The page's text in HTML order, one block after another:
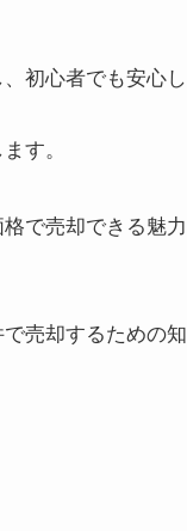
初心者でも安心し
す。
で売却できる魅力
売却するための知